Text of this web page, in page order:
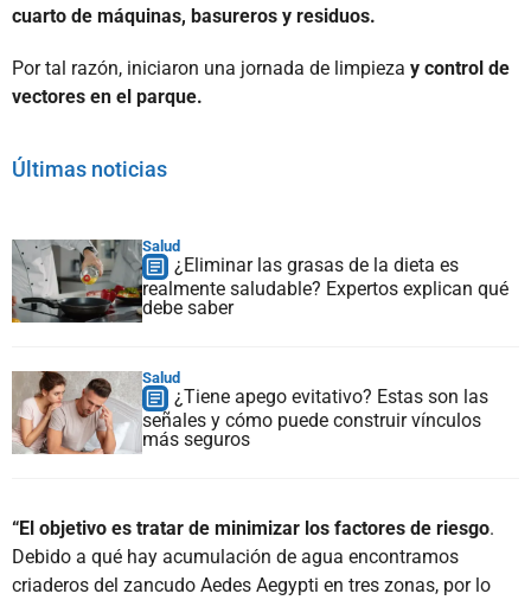
cuarto de máquinas, basureros y residuos.
Por tal razón, iniciaron una jornada de limpieza y control de
vectores en el parque.
Últimas noticias
Salud
¿Eliminar las grasas de la dieta es
realmente saludable? Expertos explican qué
debe saber
Salud
¿Tiene apego evitativo? Estas son las
señales y cómo puede construir vínculos
más seguros
“El objetivo es tratar de minimizar los factores de riesgo.
Debido a qué hay acumulación de agua encontramos
criaderos del zancudo Aedes Aegypti en tres zonas, por lo